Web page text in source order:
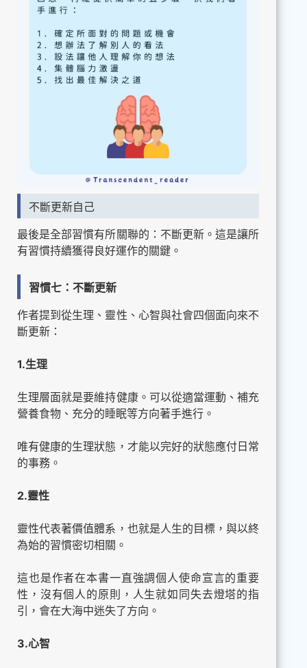
不斷更新自己
最後是全部習慣有所關聯的：不斷更新。這是讓所
有習慣持續獲得良好運作的關鍵。
習慣七：不斷更新
作者提到從生理、靈性、心智與社會四個面向來不
斷更新：
1.生理
生理層面就是要維持健康。可以從適當運動、補充
營養食物、充分的睡眠等方向著手進行。
唯有健康的生理狀態，才能以完好的狀態應付日常
的事務。
2.靈性
靈性代表著價值體系，也就是人生的目標，與以終
為始的習慣密切相關。
這也是作者在本書一直強調個人使命宣言的重要
性，沒有個人的原則，人生就如同失去燈塔的指
引，會在大海中迷失了方向。
3.心智